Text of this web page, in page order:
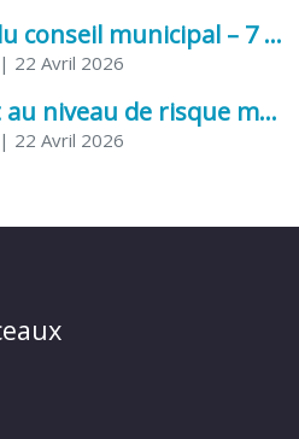
Compte rendu conseil municipal – 7 avril 2026
| 22 Avril 2026
Abaissement au niveau de risque modéré de l’Influenza aviaire
| 22 Avril 2026